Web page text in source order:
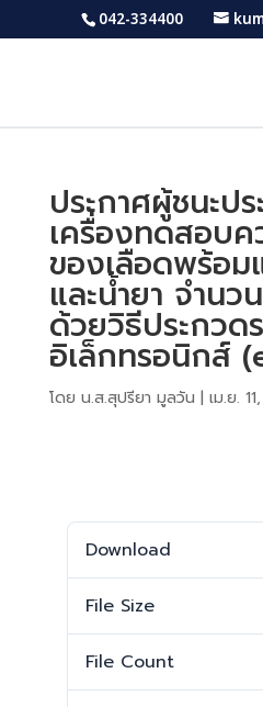
042-334400
ประกาศผู้ชนะปร
เครื่องทดสอบค
ของเลือดพร้อ
และน้ำยา จำนว
ด้วยวิธีประกวด
อิเล็กทรอนิกส์
โดย น.ส.สุปรียา มูลวัน | เม.ย.
Download
File Size
File Count